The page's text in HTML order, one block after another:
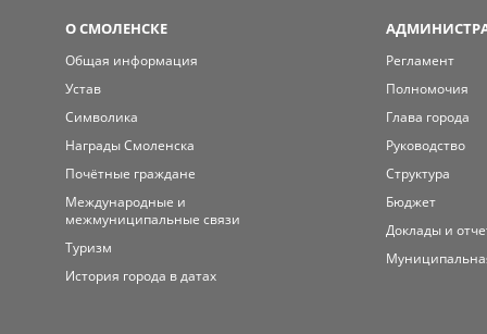
О СМОЛЕНСКЕ
Общая информация
Устав
Символика
Награды Смоленска
Почётные граждане
Международные и
межмуниципальные связи
Туризм
История города в датах
Регламент
Полномочия
Глава города
Руководство
Структура
Бюджет
Доклады и